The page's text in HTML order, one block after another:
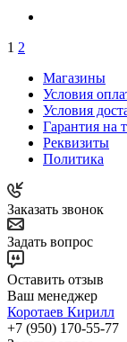
1 2
Магазины
Условия
Условия
Гарантия на
Реквизиты
Политика
Заказать звонок
Задать вопрос
Оставить отзыв
Ваш менеджер
Коротаев Кирилл
+7 (950) 170-55-77